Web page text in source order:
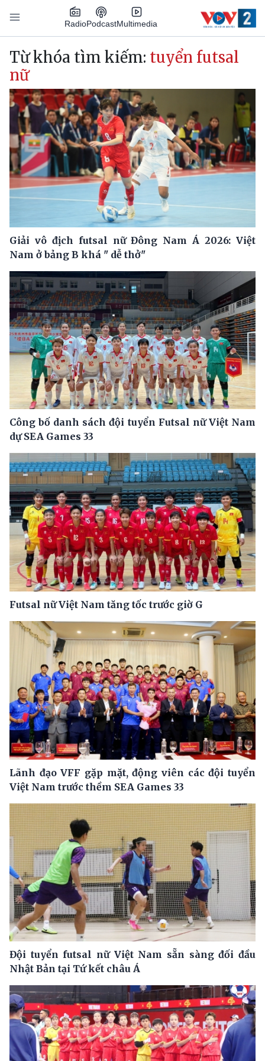
Nhảy đến nội dung
RadioPodcastMultimedia
Main navigation
Từ khóa tìm kiếm: tuyển futsal
nữ
Giải vô địch futsal nữ Đông Nam Á 2026: Việt
Nam ở bảng B khá " dễ thở"
Công bố danh sách đội tuyển Futsal nữ Việt Nam
dự SEA Games 33
Futsal nữ Việt Nam tăng tốc trước giờ G
Lãnh đạo VFF gặp mặt, động viên các đội tuyển
Việt Nam trước thềm SEA Games 33
Đội tuyển futsal nữ Việt Nam sẵn sàng đối đầu
Nhật Bản tại Tứ kết châu Á